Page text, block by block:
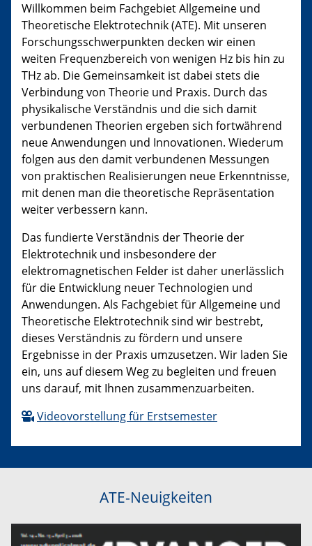
Willkommen beim Fachgebiet Allgemeine und
Theoretische Elektrotechnik (ATE). Mit unseren
Forschungsschwerpunkten decken wir einen
weiten Frequenzbereich von wenigen Hz bis hin zu
THz ab. Die Gemeinsamkeit ist dabei stets die
Verbindung von Theorie und Praxis. Durch das
physikalische Verständnis und die sich damit
verbundenen Theorien ergeben sich fortwährend
neue Anwendungen und Innovationen. Wiederum
folgen aus den damit verbundenen Messungen
von praktischen Realisierungen neue Erkenntnisse,
mit denen man die theoretische Repräsentation
weiter verbessern kann.
Das fundierte Verständnis der Theorie der
Elektrotechnik und insbesondere der
elektromagnetischen Felder ist daher unerlässlich
für die Entwicklung neuer Technologien und
Anwendungen. Als Fachgebiet für Allgemeine und
Theoretische Elektrotechnik sind wir bestrebt,
dieses Verständnis zu fördern und unsere
Ergebnisse in der Praxis umzusetzen. Wir laden Sie
ein, uns auf diesem Weg zu begleiten und freuen
uns darauf, mit Ihnen zusammenzuarbeiten.
Videovorstellung für Erstsemester
ATE-Neuigkeiten